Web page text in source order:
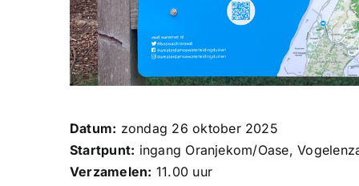
Datum: zondag 26 oktober 2025
Startpunt: ingang Oranjekom/Oase,
Verzamelen: 11.00 uur